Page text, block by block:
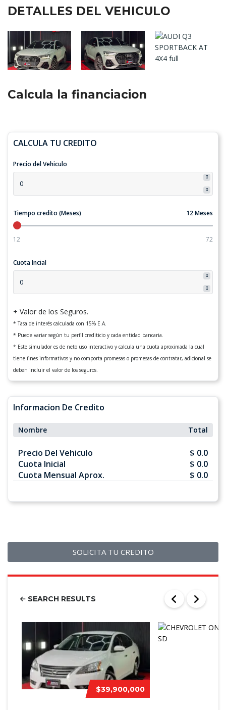
DETALLES DEL VEHICULO
Calcula la financiacion
CALCULA TU CREDITO
Precio del Vehiculo
Tiempo credito (Meses) 12 Meses
12 72
Cuota Incial
+ Valor de los Seguros.
* Tasa de interés calculada con 15% E.A.
* Puede variar según tu perfil crediticio y cada entidad bancaria.
* Este simulador es de neto uso interactivo y calcula una cuota aproximada la cual
tiene fines informativos y no comporta promesas o promesas de contratar, adicional se
deben incluir el valor de los seguros.
Informacion De Credito
Nombre Total
Precio Del Vehiculo
$ 0.0
Cuota Inicial
$ 0.0
Cuota Mensual Aprox.
$ 0.0
SOLICITA TU CREDITO
SEARCH RESULTS
$39,900,000